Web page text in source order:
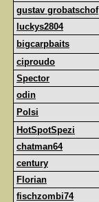
gustav grobatschof
luckys2804
bigcarpbaits
ciproudo
Spector
odin
Polsi
HotSpotSpezi
chatman64
century
Florian
fischzombi74